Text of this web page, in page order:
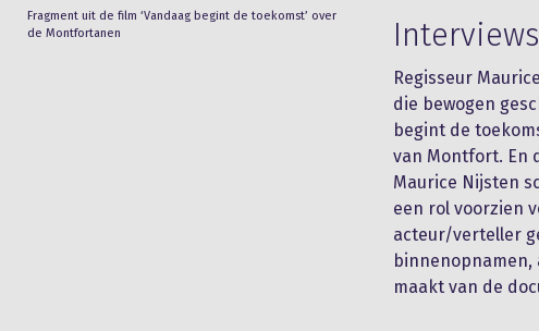
Fragment uit de film ‘Vandaag begint de toekomst’ over
de Montfortanen
Regisseur
die bewogen
begint de
van Montfort. En
Maurice Nijsten
een rol voorzien
acteur/verteller
binnenopnamen,
maakt van de